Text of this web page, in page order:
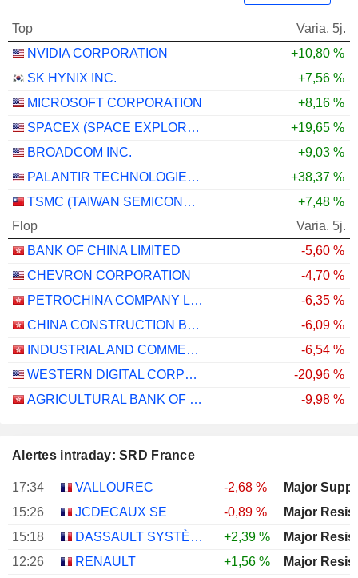
Top
Varia. 5j.
NVIDIA CORPORATION
+10,80 %
SK HYNIX INC.
+7,56 %
MICROSOFT CORPORATION
+8,16 %
SPACEX (SPACE EXPLORATION TECHNOLOGIES)
+19,65 %
BROADCOM INC.
+9,03 %
PALANTIR TECHNOLOGIES INC.
+38,37 %
TSMC (TAIWAN SEMICONDUCTOR MANUFACTURING COMPANY)
+7,48 %
Flop
Varia. 5j.
BANK OF CHINA LIMITED
-5,60 %
CHEVRON CORPORATION
-4,70 %
PETROCHINA COMPANY LIMITED
-6,35 %
CHINA CONSTRUCTION BANK CORPORATION
-6,09 %
INDUSTRIAL AND COMMERCIAL BANK OF CHINA LIMITED
-6,54 %
WESTERN DIGITAL CORPORATION
-20,96 %
AGRICULTURAL BANK OF CHINA LIMITED
-9,98 %
Alertes intraday: SRD France
17:34 VALLOUREC -2,68 %
Major
15:26
JCDECAUX SE -0,89 %
Major
15:18
DASSAULT SYSTÈMES SE +2,39 %
Major
12:26
RENAULT +1,56 %
Major